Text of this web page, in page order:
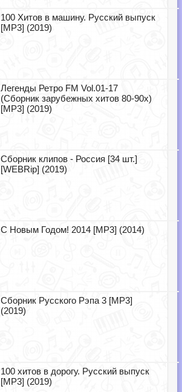
100 Хитов в машину. Русский выпуск
[MP3] (2019)
Легенды Ретро FM Vol.01-17
(Сборник зарубежных хитов 80-90х)
[MP3] (2019)
Сборник клипов - Россия [34 шт.]
[WEBRip] (2019)
С Новым Годом! 2014 [MP3] (2014)
Сборник Русского Рэпа 3 [MP3]
(2019)
100 хитов в дорогу. Русский выпуск
[MP3] (2019)